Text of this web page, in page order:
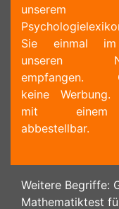
unserem
Sie einmal
unseren
empfangen.
keine Werbung.
mit
abbestellbar.
Weitere Begriffe:
Mathematiktest